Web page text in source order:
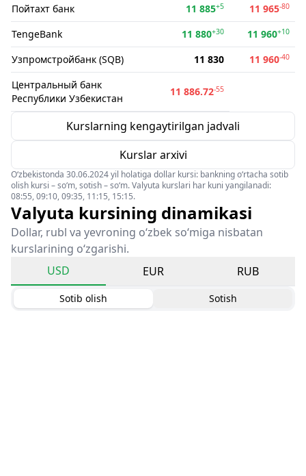
Пойтахт банк 11 885+5 11 965-80
TengeBank 11 880+30 11 960+10
Узпромстройбанк (SQB) 11 830 11 960-40
Центральный банк
Республики Узбекистан
11 886.72-55
Kurslarning kengaytirilgan jadvali
Kurslar arxivi
O‘zbekistonda 30.06.2024 yil holatiga dollar kursi: bankning o‘rtacha sotib
olish kursi – so‘m, sotish – so‘m. Valyuta kurslari har kuni yangilanadi:
08:55, 09:10, 09:35, 11:15, 15:15.
Valyuta kursining dinamikasi
Dollar, rubl va yevroning o‘zbek so‘miga nisbatan
kurslarining o‘zgarishi.
USD
EUR RUB
Sotib olish Sotish